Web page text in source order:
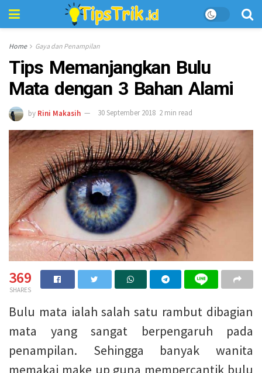
Home Gaya dan Penampilan
Tips Memanjangkan Bulu
Mata dengan 3 Bahan Alami
by Rini Makasih 30 September 2018 2 min read
369
SHARES
Bulu mata ialah salah satu rambut dibagian
mata yang sangat berpengaruh pada
penampilan. Sehingga banyak wanita
memakai make up guna mempercantik bulu